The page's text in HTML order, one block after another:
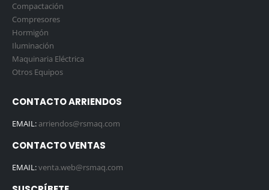
Compactación
Compresores
Hormigón
Iluminación
Maquinaria Eléctrica
Otros Equipos
CONTACTO ARRIENDOS
EMAIL:arriendos@rsmaq.com
CONTACTO VENTAS
EMAIL:venta.web@rsmaq.com